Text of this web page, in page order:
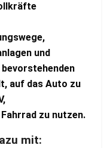
und
auf das Auto zu
zu nutzen.
mit: